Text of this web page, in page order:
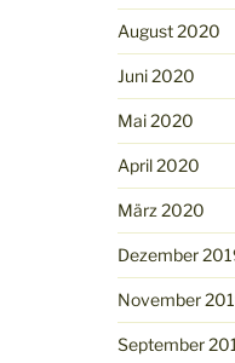
August 2020
Juni 2020
Mai 2020
April 2020
März 2020
Dezember
November
September